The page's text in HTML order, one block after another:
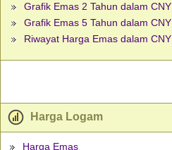
Grafik Emas 2 Tahun dalam CNY
Grafik Emas 5 Tahun dalam CNY
Riwayat Harga Emas dalam CNY
Harga Logam
Harga Emas